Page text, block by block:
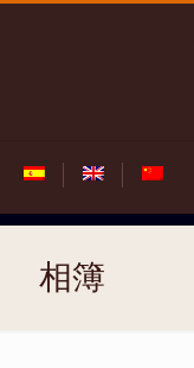
相簿